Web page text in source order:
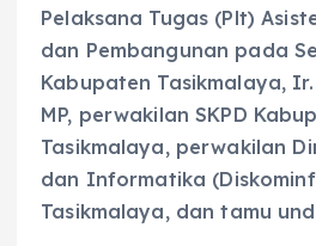
Pelaksana Tugas (Plt)
dan Pembangunan pada
Kabupaten Tasikmalaya,
MP, perwakilan SKPD
Tasikmalaya, perwakilan
dan Informatika
Tasikmalaya, dan tamu